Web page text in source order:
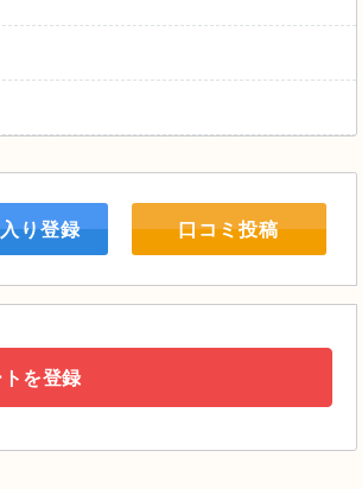
り登録 口コミ投稿
を登録